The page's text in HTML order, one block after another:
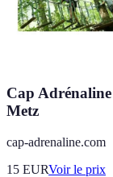
Cap
Metz
cap-adrenaline.com
15 EURVoir le prix